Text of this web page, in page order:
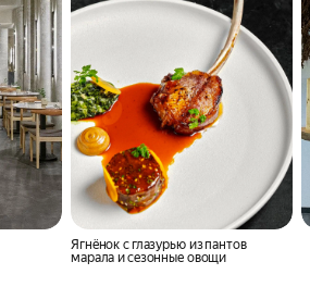
Ягнёнок c глазурью из пантов
марала и сезонные овощи